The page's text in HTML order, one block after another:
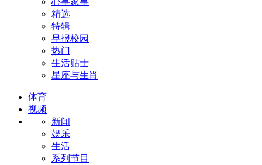
精选
特辑
早报校园
热门
生活贴士
星座与生肖
体育
视频
新闻
娱乐
生活
系列节目